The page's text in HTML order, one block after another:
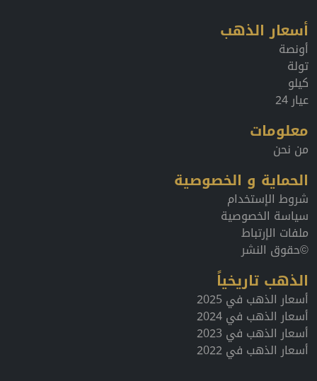
أسعار الذهب
أونصة
تولة
كيلو
عيار 24
معلومات
من نحن
الحماية و الخصوصية
شروط الإستخدام
سياسة الخصوصية
ملفات الإرتباط
©حقوق النشر
الذهب تاريخياً
أسعار الذهب في 2025
أسعار الذهب في 2024
أسعار الذهب في 2023
أسعار الذهب في 2022